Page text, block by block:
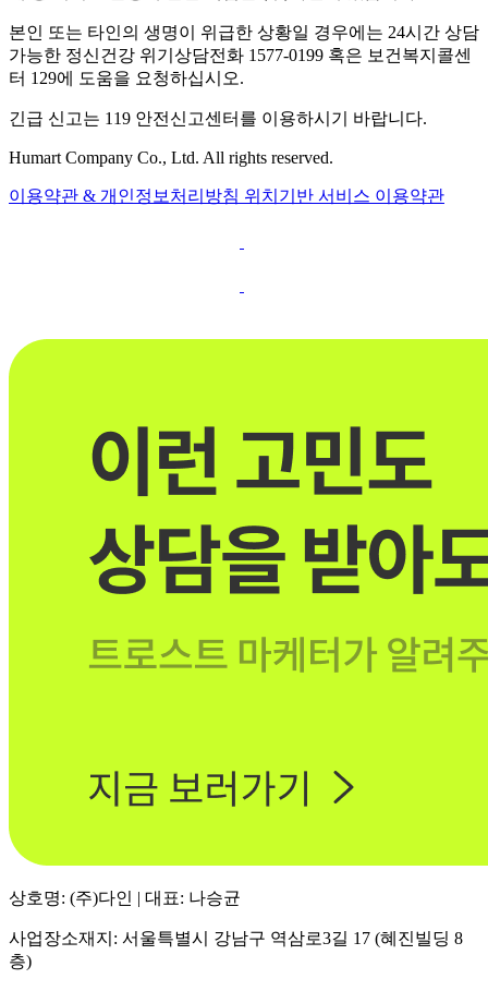
본인 또는 타인의 생명이 위급한 상황일 경우에는 24시간 상담
가능한 정신건강 위기상담전화 1577-0199 혹은 보건복지콜센
터 129에 도움을 요청하십시오.
긴급 신고는 119 안전신고센터를 이용하시기 바랍니다.
Humart Company Co., Ltd. All rights reserved.
이용약관 & 개인정보처리방침 위치기반 서비스 이용약관
상호명: (주)다인 | 대표: 나승균
사업장소재지: 서울특별시 강남구 역삼로3길 17 (혜진빌딩 8
층)